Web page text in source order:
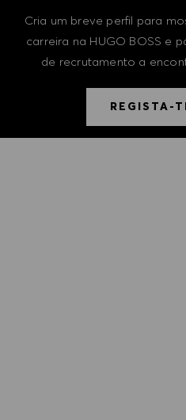
Cria um breve perfil para
carreira na HUGO BOSS e
de recrutamento a
REGISTA-